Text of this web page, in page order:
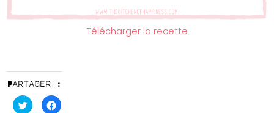
Télécharger la recette
Partager :
Cliquez
pour
Cliquez
pour